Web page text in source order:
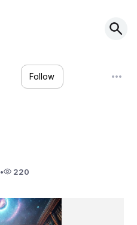
Follow
• 220